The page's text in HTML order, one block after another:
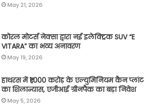
May 21, 2026
कोरल मोटर्स नेक्सा द्वारा नई इलेक्ट्रिक SUV “E
VITARA” का भव्य अनावरण
May 19, 2026
हाथरस में ₹1,000 करोड़ के एल्युमिनियम कैन प्लांट
का शिलान्यास, एजीआई ग्रीनपैक का बड़ा निवेश
May 5, 2026